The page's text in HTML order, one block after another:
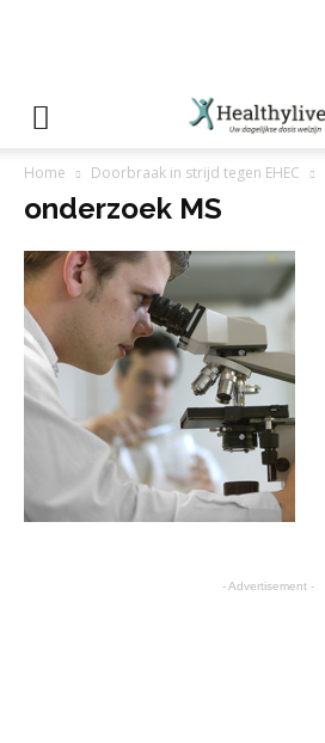
Home Doorbraak in strijd tegen EHEC
onderzoek MS
- Advertisement -